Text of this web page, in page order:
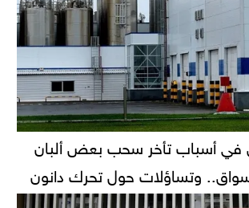
في أسباب تأخر سحب بعض ألبان
وتساؤلات حول تحرك دانون